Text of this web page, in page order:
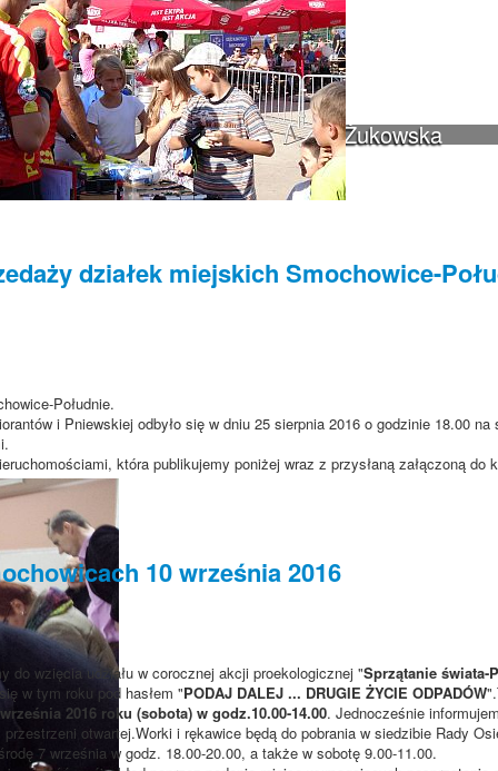
Łebska, Łagowska, Kociewska, Żukowska
działek miejskich Smochowice-
Południe.
i Pniewskiej odbyło się w dniu 25 sierpnia 2016 o godzinie 18.00 na
która publikujemy poniżej wraz z przysłaną załączoną do
10 września 2016
do wzięcia udziału w corocznej akcji proekologicznej "Sprzątanie świata-
w tym roku pod hasłem "PODAJ DALEJ ... DRUGIE ŻYCIE ODPADÓW
2016 roku (sobota) w godz.10.00-14.00. Jednocześnie
otwartej.Worki i rękawice będą do pobrania w siedzibie Rady
7 września w godz. 18.00-20.00, a także w sobotę 9.00-11.00.